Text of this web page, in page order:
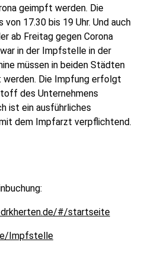
geimpft werden. Die
17.30 bis 19 Uhr. Und auch
ab Freitag gegen Corona
in der Impfstelle in der
müssen in beiden Städten
werden. Die Impfung erfolgt
des Unternehmens
ist ein ausführliches
dem Impfarzt verpflichtend.
#/startseite
Impfstelle